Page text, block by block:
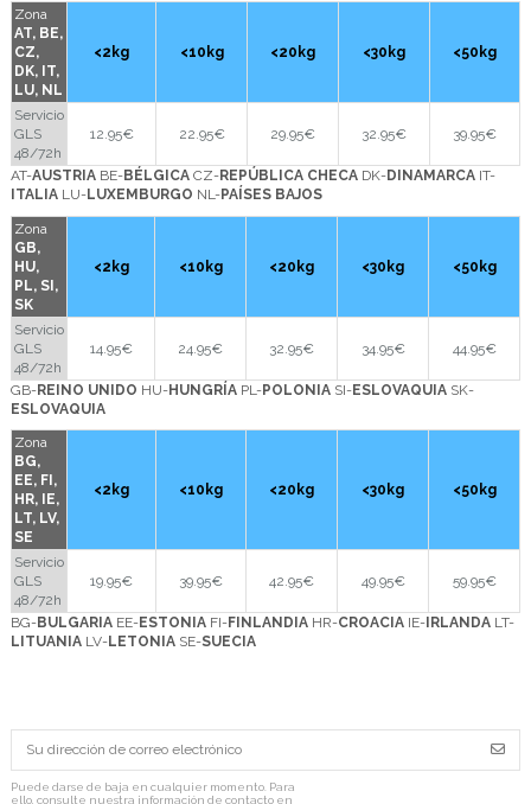
Zona
AT, BE,
CZ,
DK, IT,
LU, NL
<2kg <10kg <20kg <30kg <50kg
Servicio
GLS
48/72h
12.95€ 22.95€ 29.95€ 32.95€ 39.95€
AT-AUSTRIA BE-BÉLGICA CZ-REPÚBLICA CHECA DK-DINAMARCA IT-
ITALIA LU-LUXEMBURGO NL-PAÍSES BAJOS
Zona
GB,
HU,
PL, SI,
SK
<2kg <10kg <20kg <30kg <50kg
Servicio
GLS
48/72h
14.95€ 24.95€ 32.95€ 34.95€ 44.95€
GB-REINO UNIDO HU-HUNGRÍA PL-POLONIA SI-ESLOVAQUIA SK-
ESLOVAQUIA
Zona
BG,
EE, FI,
HR, IE,
LT, LV,
SE
<2kg <10kg <20kg <30kg <50kg
Servicio
GLS
48/72h
19.95€ 39.95€ 42.95€ 49.95€ 59.95€
BG-BULGARIA EE-ESTONIA FI-FINLANDIA HR-CROACIA IE- IRLANDA LT-
LITUANIA LV-LETONIA SE-SUECIA
Puede darse de baja en cualquier momento. Para
ello, consulte nuestra información de contacto en